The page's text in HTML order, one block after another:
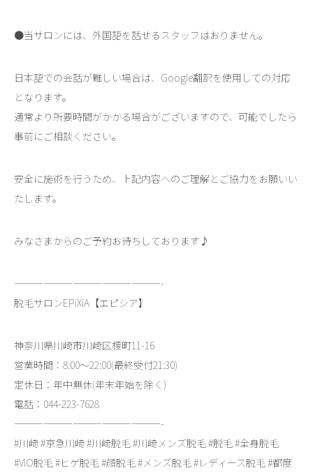
●当サロンには、外国語を話せるスタッフはおりません。
日本語での会話が難しい場合は、Google翻訳を使用しての対応
となります。
通常より所要時間がかかる場合がございますので、可能でしたら
事前にご相談ください。
安全に施術を行うため、上記内容へのご理解とご協力をお願いい
たします。
みなさまからのご予約お待ちしております♪
———————————————-
脱毛サロンEPiXiA【エピシア】
神奈川県川崎市川崎区榎町11-16
営業時間：8:00～22:00(最終受付21:30)
定休日：年中無休(年末年始を除く)
電話：044-223-7628
———————————————-
#川崎 #京急川崎 #川崎脱毛 #川崎メンズ脱毛 #脱毛 #全身脱毛
#VIO脱毛 #ヒゲ脱毛 #顔脱毛 #メンズ脱毛 #レディース脱毛 #都度